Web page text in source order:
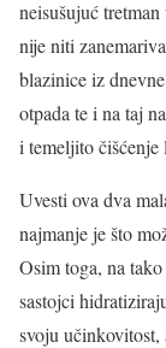
neisušujuć
nije niti
blazinice iz
otpada te i na taj
i temeljito
Uvesti ova dva
najmanje je što
Osim toga, na
sastojci
svoju